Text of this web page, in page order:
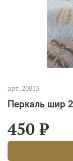
арт. 20813
Перкаль шир
450 ₽